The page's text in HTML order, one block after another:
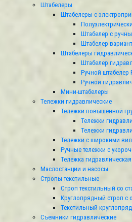
Штабелеры
Штабелеры с
Штабелер с
Штабелер
Штабелеры
Штабелер
Ручной штабелер
Ручной
Мини-штабелеры
Тележки гидравлические
Тележки повышенной
Тележки
Тележки
Тележки с широкими
Ручные тележки с
Тележка
Маслостанции и насосы
Стропы текстильные
Строп текстильный со
Круглопрядный строп с
Текстильный
Съемники гидравлические